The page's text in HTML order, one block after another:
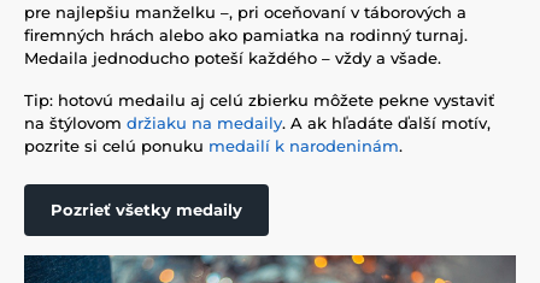
pre najlepšiu manželku –, pri oceňovaní v táborových a
firemných hrách alebo ako pamiatka na rodinný turnaj.
Medaila jednoducho poteší každého – vždy a všade.
Tip: hotovú medailu aj celú zbierku môžete pekne vystaviť
na štýlovom držiaku na medaily. A ak hľadáte ďalší motív,
pozrite si celú ponuku medailí k narodeninám.
Pozrieť všetky medaily